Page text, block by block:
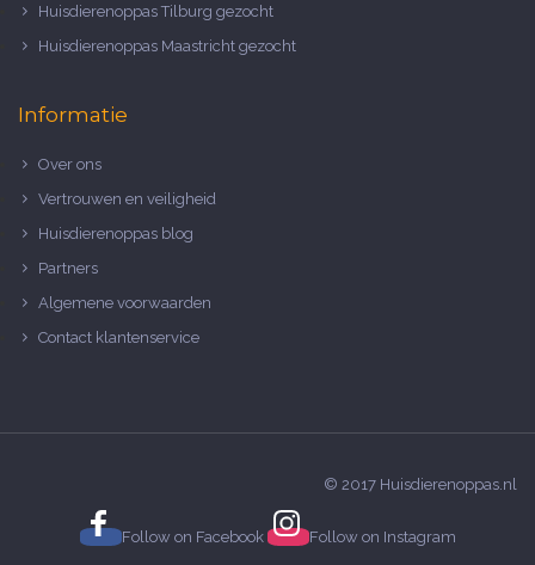
Huisdierenoppas Tilburg gezocht
Huisdierenoppas Maastricht gezocht
Informatie
Over ons
Vertrouwen en veiligheid
Huisdierenoppas blog
Partners
Algemene voorwaarden
Contact klantenservice
© 2017 Huisdierenoppas.nl
Follow on Facebook Follow on Instagram